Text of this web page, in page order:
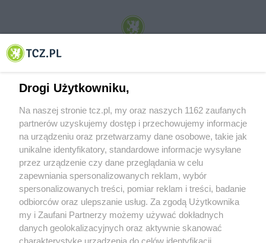
© 2001-2026 Tczew - TCZ.PL Sp. z o.o. Internetowy Serwis Informacyjny Miasta
O FIRMIE POLITYKA PRYWATNOŚCI HOSTING
REKLAMA WSPÓŁPRACA RSS FACEBOOK KONTAKT
Nasze serwisy
Drogi Użytkowniku,
Na naszej stronie tcz.pl, my oraz naszych 1162 zaufanych
partnerów uzyskujemy dostęp i przechowujemy informacje
na urządzeniu oraz przetwarzamy dane osobowe, takie jak
unikalne identyfikatory, standardowe informacje wysyłane
przez urządzenie czy dane przeglądania w celu
zapewniania spersonalizowanych reklam, wybór
spersonalizowanych treści, pomiar reklam i treści, badanie
odbiorców oraz ulepszanie usług. Za zgodą Użytkownika
my i Zaufani Partnerzy możemy używać dokładnych
danych geolokalizacyjnych oraz aktywnie skanować
charakterystykę urządzenia do celów identyfikacji.